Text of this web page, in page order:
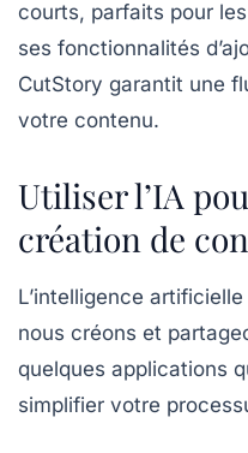
courts, parfaits pour
ses fonctionnalités
CutStory garantit une
votre contenu.
Utiliser l’IA
création de
L’intelligence
nous créons et
quelques applications
simplifier votre